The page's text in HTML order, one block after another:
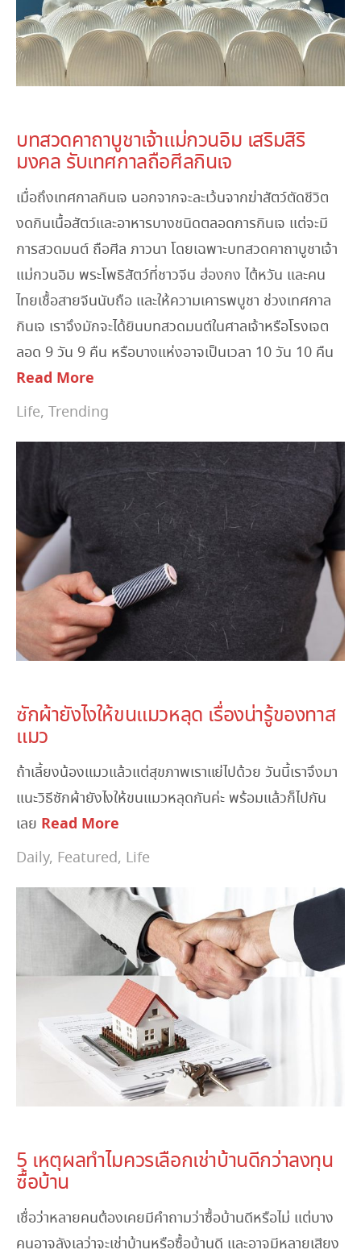
บทสวดคาถาบูชาเจ้าแม่กวนอิม เสริมสิริ
มงคล รับเทศกาลถือศีลกินเจ
เมื่อถึงเทศกาลกินเจ นอกจากจะละเว้นจากฆ่าสัตว์ตัดชีวิต
งดกินเนื้อสัตว์และอาหารบางชนิดตลอดการกินเจ แต่จะมี
การสวดมนต์ ถือศีล ภาวนา โดยเฉพาะบทสวดคาถาบูชาเจ้า
แม่กวนอิม พระโพธิสัตว์ที่ชาวจีน ฮ่องกง ไต้หวัน และคน
ไทยเชื้อสายจีนนับถือ และให้ความเคารพบูชา ช่วงเทศกาล
กินเจ เราจึงมักจะได้ยินบทสวดมนต์ในศาลเจ้าหรือโรงเจต
ลอด 9 วัน 9 คืน หรือบางแห่งอาจเป็นเวลา 10 วัน 10 คืน
Read More
Life, Trending
ซักผ้ายังไงให้ขนแมวหลุด เรื่องน่ารู้ของทาส
แมว
ถ้าเลี้ยงน้องแมวแล้วแต่สุขภาพเราแย่ไปด้วย วันนี้เราจึงมา
แนะวิธีซักผ้ายังไงให้ขนแมวหลุดกันค่ะ พร้อมแล้วก็ไปกัน
เลย Read More
Daily, Featured, Life
5 เหตุผลทำไมควรเลือกเช่าบ้านดีกว่าลงทุน
ซื้อบ้าน
เชื่อว่าหลายคนต้องเคยมีคำถามว่าซื้อบ้านดีหรือไม่ แต่บาง
คนอาจลังเลว่าจะเช่าบ้านหรือซื้อบ้านดี และอาจมีหลายเสียง